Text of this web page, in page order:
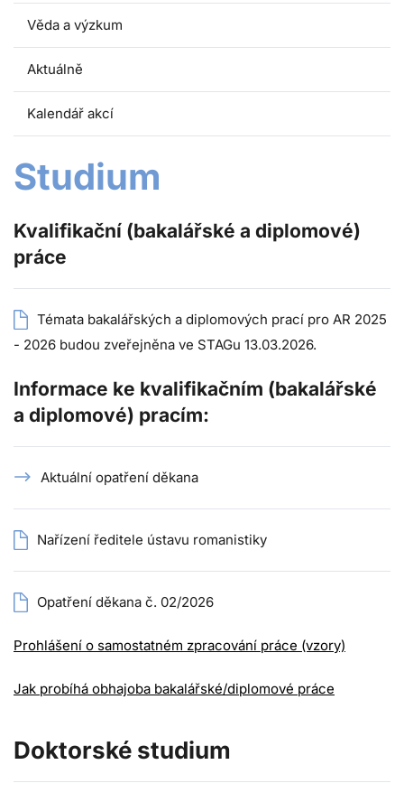
Věda a výzkum
Aktuálně
Kalendář akcí
Studium
Kvalifikační (bakalářské a diplomové)
práce
Témata bakalářských a diplomových prací pro AR 2025
- 2026 budou zveřejněna ve STAGu 13.03.2026.
Informace ke kvalifikačním (bakalářské
a diplomové) pracím:
Aktuální opatření děkana
Nařízení ředitele ústavu romanistiky
Opatření děkana č. 02/2026
Prohlášení o samostatném zpracování práce (vzory)
Jak probíhá obhajoba bakalářské/diplomové práce
Doktorské studium